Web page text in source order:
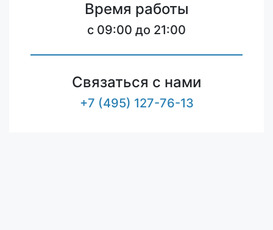
Время работы
c 09:00 до 21:00
Связаться с нами
+7 (495) 127-76-13